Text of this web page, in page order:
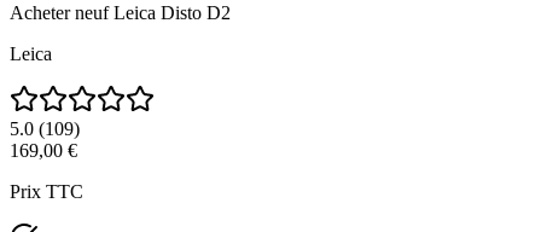
Acheter neuf Leica Disto D2
Leica
5.0 (109)
169,00 €
Prix TTC